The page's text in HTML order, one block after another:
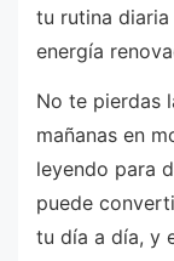
tu rutina
energía
No te pierdas
mañanas en
leyendo para
puede
tu día a día, y